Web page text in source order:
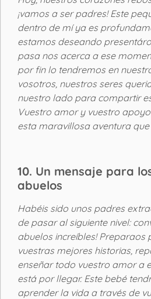
¡vamos a ser padres! Este
dentro de mí ya es
estamos deseando
pasa nos acerca a ese
por fin lo tendremos en
vosotros, nuestros seres
nuestro lado para compartir
Vuestro amor y vuestro
esta maravillosa aventura
10. Un mensaje para
abuelos
Habéis sido unos padres
de pasar al siguiente nivel:
abuelos increíbles! Preparaos
vuestras mejores historias,
enseñar todo vuestro amor a
está por llegar. Este bebé
aprender la vida a través de